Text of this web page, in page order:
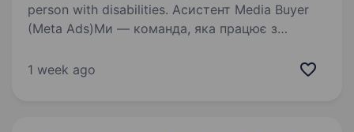
person with disabilities. Асистент Media Buyer
(Meta Ads)Ми — команда, яка працює з
Social/Dating та постійно масштабує рекламні
1 week ago